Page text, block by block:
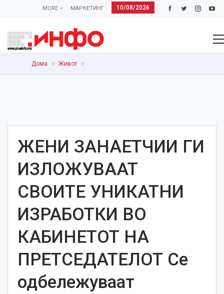
10/08/2026
МАРКЕТИНГ
MORE
Дома Живот
ЖЕНИ ЗАНАЕТЧИИ ГИ
ИЗЛОЖУВААТ
СВОИТЕ УНИКАТНИ
ИЗРАБОТКИ ВО
КАБИНЕТОТ НА
ПРЕТСЕДАТЕЛОТ Се
одбележуваат